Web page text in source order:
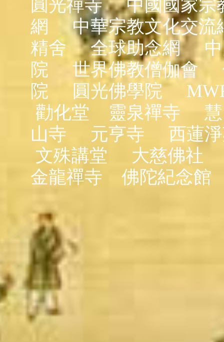
圓光禪寺
中國國家宗
網
中華宗教文化交流
精舍
全球助念網
院
世界佛教僧伽會
院
圓光佛學院
勸化堂
靈泉禪寺
山寺
元亨寺
西蓮
文殊講堂
大慈佛社
金龍禪寺
佛陀紀念館